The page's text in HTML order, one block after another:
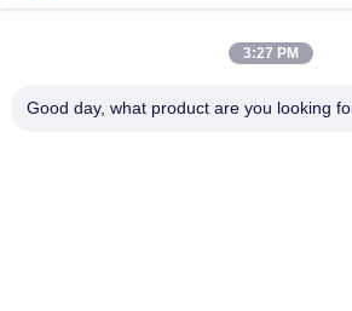
Liens Rapides
Produits
VR Show
Au Sujet
3:27 PM
Good day, what product are you looking